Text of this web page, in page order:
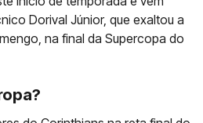
Dorival Júnior, que exaltou a
na final da Supercopa do